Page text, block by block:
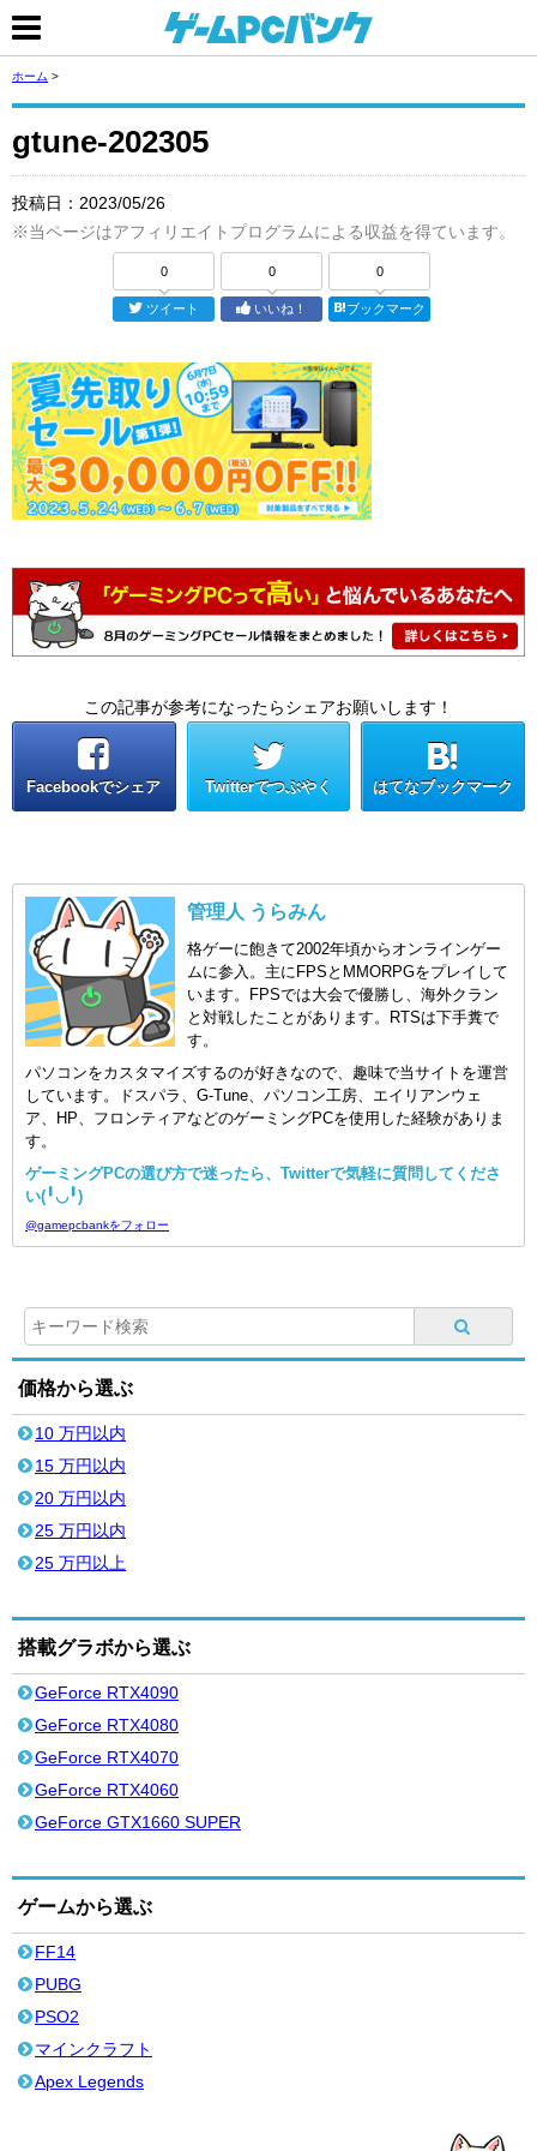
ホーム >
gtune-202305
投稿日： 2023/05/26
※当ページはアフィリエイトプログラムによる収益を得ています。
0
ツイート
0
いいね！
0
ブックマーク
この記事が参考になったらシェアお願いします！
Facebookでシェア Twitterでつぶやく はてなブックマーク
管理人 うらみん
格ゲーに飽きて2002年頃からオンラインゲー
ムに参入。主にFPSとMMORPGをプレイして
います。FPSでは大会で優勝し、海外クラン
と対戦したことがあります。RTSは下手糞で
す。
パソコンをカスタマイズするのが好きなので、趣味で当サイトを運営
しています。ドスパラ、G-Tune、パソコン工房、エイリアンウェ
ア、HP、フロンティアなどのゲーミングPCを使用した経験がありま
す。
ゲーミングPCの選び方で迷ったら、Twitterで気軽に質問してくださ
い(╹◡╹)
@gamepcbankをフォロー
価格から選ぶ
10 万円以内
15 万円以内
20 万円以内
25 万円以内
25 万円以上
搭載グラボから選ぶ
GeForce RTX4090
GeForce RTX4080
GeForce RTX4070
GeForce RTX4060
GeForce GTX1660 SUPER
ゲームから選ぶ
FF14
PUBG
PSO2
マインクラフト
Apex Legends